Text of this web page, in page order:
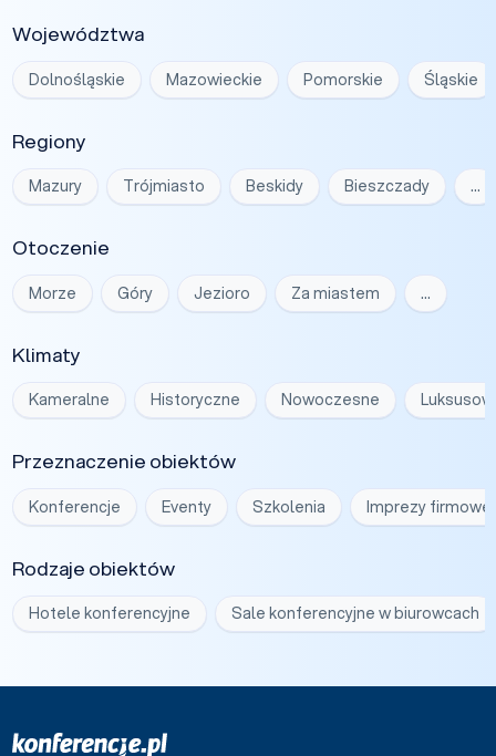
Województwa
Dolnośląskie Mazowieckie Pomorskie Śląskie
Regiony
Mazury Trójmiasto Beskidy Bieszczady …
Otoczenie
Morze Góry Jezioro Za miastem …
Klimaty
Kameralne Historyczne Nowoczesne
Przeznaczenie obiektów
Konferencje Eventy Szkolenia Imprezy firmowe
Rodzaje obiektów
Hotele konferencyjne Sale konferencyjne w biurowcach